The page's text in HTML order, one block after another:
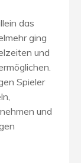
das
ging
und
Spieler
und